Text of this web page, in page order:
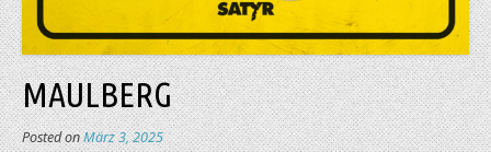
MAULBERG
Posted onMärz 3, 2025